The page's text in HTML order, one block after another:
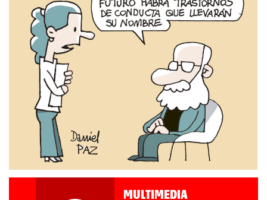
MULTIMEDIA